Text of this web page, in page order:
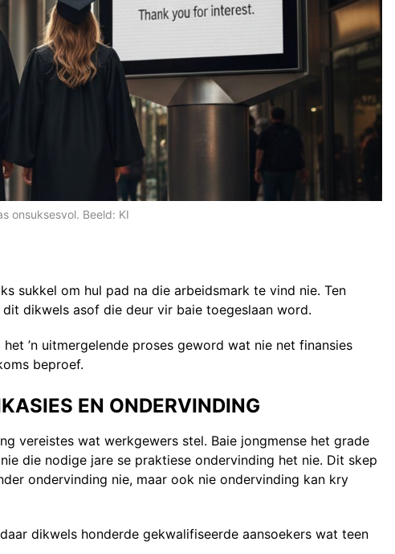
onsuksesvol. Beeld: KI
sukkel om hul pad na die arbeidsmark te vind nie. Ten
dikwels asof die deur vir baie toegeslaan word.
’n uitmergelende proses geword wat nie net finansies
beproef.
EN ONDERVINDING
vereistes wat werkgewers stel. Baie jongmense het grade
die nodige jare se praktiese ondervinding het nie. Dit skep
ondervinding nie, maar ook nie ondervinding kan kry
dikwels honderde gekwalifiseerde aansoekers wat teen